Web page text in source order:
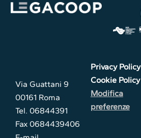
Via Guattani 9
00161 Roma
Tel. 06844391
Fax 0684439406
Privacy Policy
Cookie Policy
Modifica
preferenze